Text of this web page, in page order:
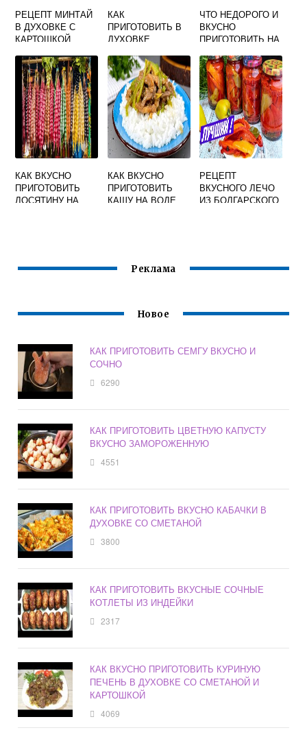
РЕЦЕПТ МИНТАЙ
В ДУХОВКЕ С
КАРТОШКОЙ
КАК
ПРИГОТОВИТЬ В
ДУХОВКЕ
ЦЕЛИКОМ
ВКУСНО
ЧТО НЕДОРОГО И
ВКУСНО
ПРИГОТОВИТЬ НА
КАК ВКУСНО
ПРИГОТОВИТЬ
ЛОСЯТИНУ НА
КАК ВКУСНО
ПРИГОТОВИТЬ
КАШУ НА ВОДЕ
РЕЦЕПТ
ВКУСНОГО ЛЕЧО
ИЗ БОЛГАРСКОГО
Реклама
Новое
КАК ПРИГОТОВИТЬ СЕМГУ ВКУСНО И
СОЧНО
6290
КАК ПРИГОТОВИТЬ ЦВЕТНУЮ КАПУСТУ
ВКУСНО ЗАМОРОЖЕННУЮ
4551
КАК ПРИГОТОВИТЬ ВКУСНО КАБАЧКИ В
ДУХОВКЕ СО СМЕТАНОЙ
3800
КАК ПРИГОТОВИТЬ ВКУСНЫЕ СОЧНЫЕ
КОТЛЕТЫ ИЗ ИНДЕЙКИ
2317
КАК ВКУСНО ПРИГОТОВИТЬ КУРИНУЮ
ПЕЧЕНЬ В ДУХОВКЕ СО СМЕТАНОЙ И
КАРТОШКОЙ
4069